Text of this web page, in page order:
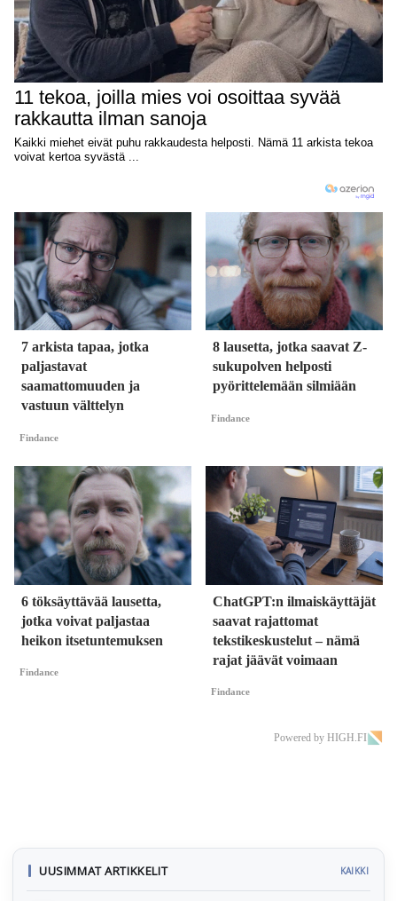
7 arkista tapaa, jotka
paljastavat
saamattomuuden ja
vastuun välttelyn
Findance
8 lausetta, jotka saavat Z-
sukupolven helposti
pyörittelemään silmiään
Findance
6 töksäyttävää lausetta,
jotka voivat paljastaa
heikon itsetuntemuksen
Findance
ChatGPT:n ilmaiskäyttäjät
saavat rajattomat
tekstikeskustelut – nämä
rajat jäävät voimaan
Findance
Powered by HIGH.FI
UUSIMMAT ARTIKKELIT KAIKKI